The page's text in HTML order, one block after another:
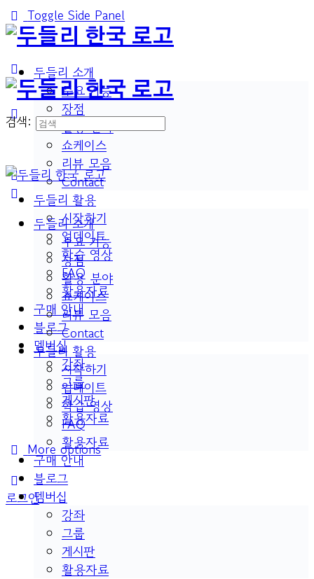
Toggle Side Panel
두들리 소개
주요 기능
장점
활용 분야
쇼케이스
리뷰 모음
Contact
두들리 활용
시작하기
업데이트
학습 영상
FAQ
활용자료
구매 안내
블로그
멤버십
강좌
그룹
게시판
활용자료
More options
로그인
검색:
두들리 소개
주요 기능
장점
활용 분야
쇼케이스
리뷰 모음
Contact
두들리 활용
시작하기
업데이트
학습 영상
FAQ
활용자료
구매 안내
블로그
멤버십
강좌
그룹
게시판
활용자료